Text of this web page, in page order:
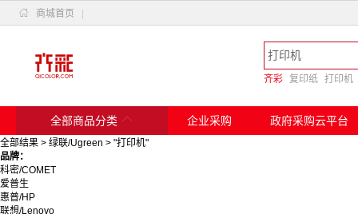
 商城首页
齐彩 复印纸 打印机
全部商品分类  企业采购 政府采购云平台
全部结果 > 绿联/Ugreen > "打印机"
品牌：
科密/COMET
爱普生
惠普/HP
联想/Lenovo